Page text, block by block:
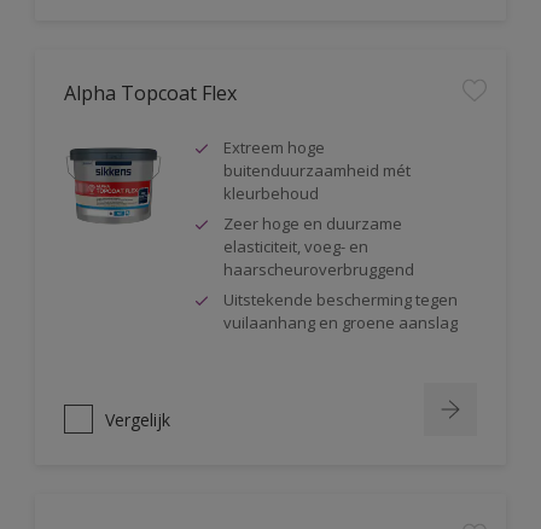
Alpha Topcoat Flex
Extreem hoge
buitenduurzaamheid mét
kleurbehoud
Zeer hoge en duurzame
elasticiteit, voeg- en
haarscheuroverbruggend
Uitstekende bescherming tegen
vuilaanhang en groene aanslag
Vergelijk